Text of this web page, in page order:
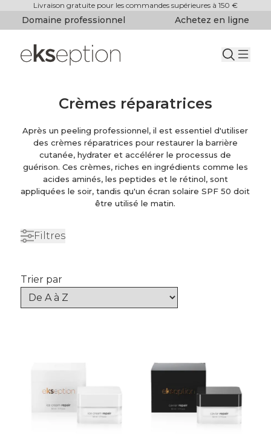
Livraison gratuite pour les commandes supérieures à 150 €
Domaine professionnel Achetez en ligne
Crèmes réparatrices
Après un peeling professionnel, il est essentiel d'utiliser
des crèmes réparatrices pour restaurer la barrière
cutanée, hydrater et accélérer le processus de
guérison. Ces crèmes, riches en ingrédients comme les
acides aminés, les peptides et le rétinol, sont
appliquées le soir, tandis qu'un écran solaire SPF 50 doit
être utilisé le matin.
Filtres
Trier par